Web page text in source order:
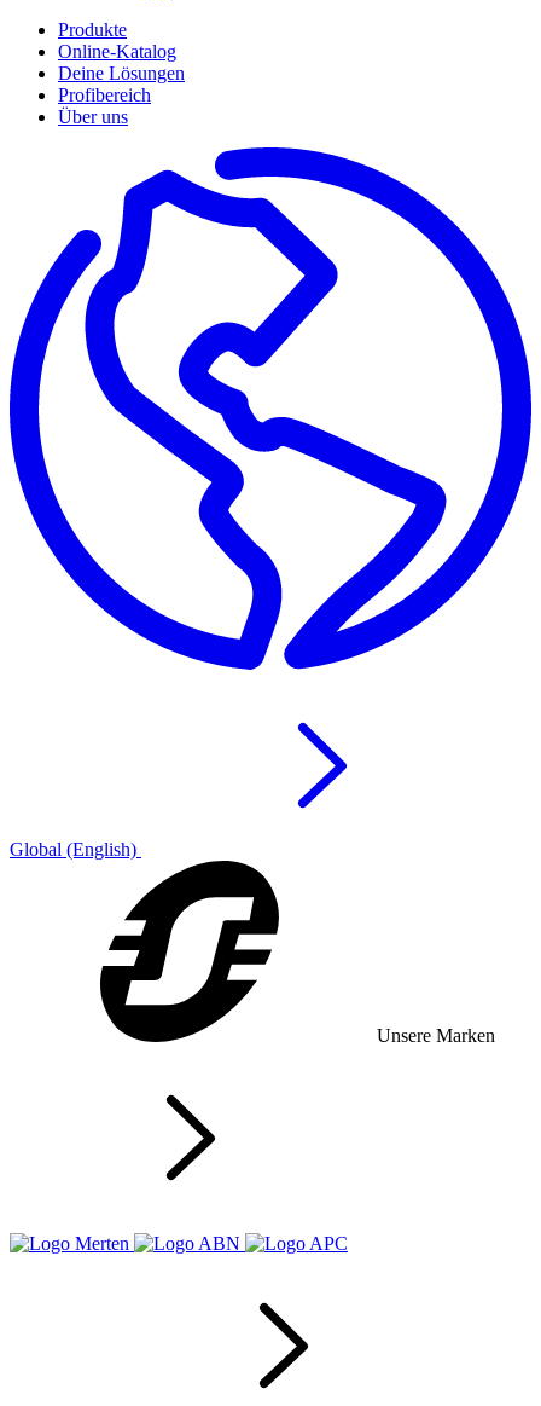
Produkte
Online-Katalog
Deine Lösungen
Profibereich
Über uns
Global (English)
Unsere Marken